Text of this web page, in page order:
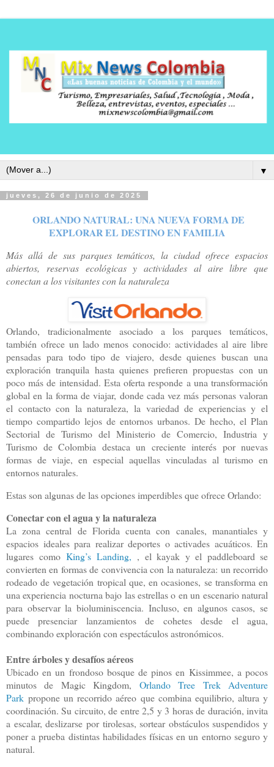
▼
jueves, 26 de junio de 2025
ORLANDO NATURAL: UNA NUEVA FORMA DE
EXPLORAR EL DESTINO EN FAMILIA
Más allá de sus parques temáticos, la ciudad ofrece espacios
abiertos, reservas ecológicas y actividades al aire libre que
conectan a los visitantes con la naturaleza
Orlando, tradicionalmente asociado a los parques temáticos,
también ofrece un lado menos conocido: actividades al aire libre
pensadas para todo tipo de viajero, desde quienes buscan una
exploración tranquila hasta quienes prefieren propuestas con un
poco más de intensidad. Esta oferta responde a una transformación
global en la forma de viajar, donde cada vez más personas valoran
el contacto con la naturaleza, la variedad de experiencias y el
tiempo compartido lejos de entornos urbanos. De hecho, el Plan
Sectorial de Turismo del Ministerio de Comercio, Industria y
Turismo de Colombia destaca un creciente interés por nuevas
formas de viaje, en especial aquellas vinculadas al turismo en
entornos naturales.
Estas son algunas de las opciones imperdibles que ofrece Orlando:
Conectar con el agua y la naturaleza
La zona central de Florida cuenta con canales, manantiales y
espacios ideales para realizar deportes o activades acuáticos. En
lugares como King’s Landing, , el kayak y el paddleboard se
convierten en formas de convivencia con la naturaleza: un recorrido
rodeado de vegetación tropical que, en ocasiones, se transforma en
una experiencia nocturna bajo las estrellas o en un escenario natural
para observar la bioluminiscencia. Incluso, en algunos casos, se
puede presenciar lanzamientos de cohetes desde el agua,
combinando exploración con espectáculos astronómicos.
Entre árboles y desafíos aéreos
Ubicado en un frondoso bosque de pinos en Kissimmee, a pocos
minutos de Magic Kingdom,Orlando Tree Trek Adventure
Park propone un recorrido aéreo que combina equilibrio, altura y
coordinación. Su circuito, de entre 2,5 y 3 horas de duración, invita
a escalar, deslizarse por tirolesas, sortear obstáculos suspendidos y
poner a prueba distintas habilidades físicas en un entorno seguro y
natural.